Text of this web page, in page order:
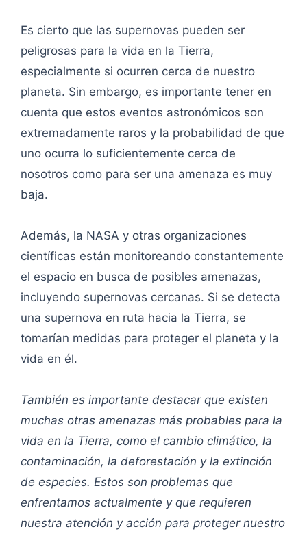
Es cierto que las supernovas pueden ser
peligrosas para la vida en la Tierra,
especialmente si ocurren cerca de nuestro
planeta. Sin embargo, es importante tener en
cuenta que estos eventos astronómicos son
extremadamente raros y la probabilidad de que
uno ocurra lo suficientemente cerca de
nosotros como para ser una amenaza es muy
baja.
Además, la NASA y otras organizaciones
científicas están monitoreando constantemente
el espacio en busca de posibles amenazas,
incluyendo supernovas cercanas. Si se detecta
una supernova en ruta hacia la Tierra, se
tomarían medidas para proteger el planeta y la
vida en él.
También es importante destacar que existen
muchas otras amenazas más probables para la
vida en la Tierra, como el cambio climático, la
contaminación, la deforestación y la extinción
de especies. Estos son problemas que
enfrentamos actualmente y que requieren
nuestra atención y acción para proteger nuestro